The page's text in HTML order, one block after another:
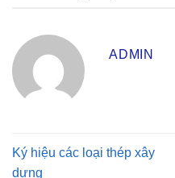
ADMIN
Ký hiệu các loại thép xây
dựng